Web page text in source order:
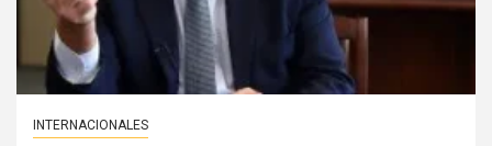
INTERNACIONALES